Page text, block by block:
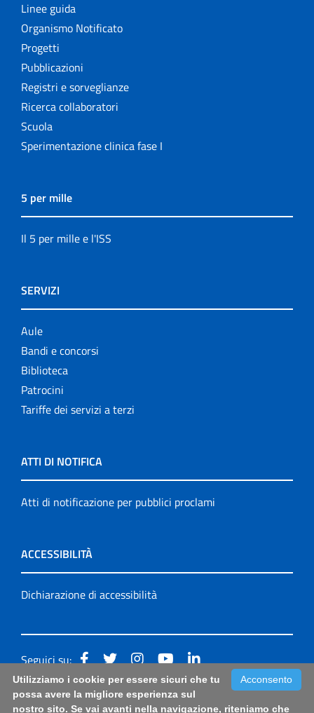
Linee guida
Organismo Notificato
Progetti
Pubblicazioni
Registri e sorveglianze
Ricerca collaboratori
Scuola
Sperimentazione clinica fase I
5 per mille
Il 5 per mille e l'ISS
SERVIZI
Aule
Bandi e concorsi
Biblioteca
Patrocini
Tariffe dei servizi a terzi
ATTI DI NOTIFICA
Atti di notificazione per pubblici proclami
ACCESSIBILITÀ
Dichiarazione di accessibilità
Seguici su:
Accessibilità: form di segnalazione di prima istanza per
Acconsento
Utilizziamo i cookie per essere sicuri che tu
possa avere la migliore esperienza sul
nostro sito. Se vai avanti nella navigazione, riteniamo che